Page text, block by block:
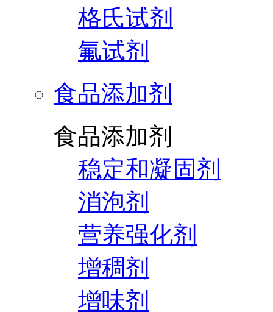
格氏试剂
氟试剂
食品添加剂
食品添加剂
稳定和凝固剂
消泡剂
营养强化剂
增稠剂
增味剂